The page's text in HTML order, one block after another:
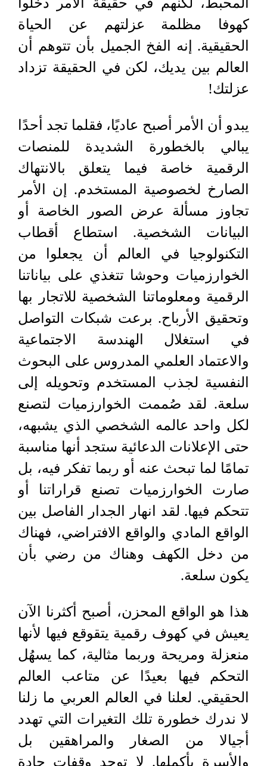
كهوفا مظلمة عزلتهم عن الحياة
الحقيقية. إنه الفخ الجميل بأن تتوهم أن
العالم بين يديك، لكن في الحقيقة تزداد
عزلتك!
يبدو أن الأمر أصبح عاديًا، فقلما تجد أحدًا
يبالي بالخطورة الشديدة للمنصات
الرقمية خاصة فيما يتعلق بالانتهاك
الصارخ لخصوصية المستخدم. إن الأمر
تجاوز مسألة عرض الصور الخاصة أو
البيانات الشخصية. استطاع أقطاب
التكنولوجيا في العالم أن يجعلوا من
الخوارزميات وحوشا تتغذي على بياناتنا
الرقمية ومعلوماتنا الشخصية للاتجار بها
وتحقيق الأرباح. برعت شبكات التواصل
في استغلال الهندسة الاجتماعية
والاعتماد العلمي المدروس على البحوث
النفسية لجذب المستخدم وتحويله إلى
سلعة. لقد صُممت الخوارزميات لتصنع
لكل واحد عالمه الشخصي الذي يشبهه،
حتى الإعلانات الدعائية ستجد أنها مناسبة
تمامًا لما تبحث عنه أو ربما تفكر فيه، بل
صارت الخوارزميات تصنع قراراتنا أو
تتحكم فيها. لقد انهار الجدار الفاصل بين
الواقع المادي والواقع الافتراضي، فهناك
من دخل الكهف وهناك من رضي بأن
يكون سلعة.
هذا هو الواقع المحزن، أصبح أكثرنا الآن
يعيش في كهوف رقمية يتقوقع فيها لأنها
منعزلة ومريحة وربما مثالية، كما يسهُل
التحكم فيها بعيدًا عن متاعب العالم
الحقيقي. لعلنا في العالم العربي ما زلنا
لا ندرك خطورة تلك التغيرات التي تهدد
أجيالا من الصغار والمراهقين بل
والأسرة بأكملها. لا توجد وقفات جادة